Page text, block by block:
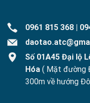
0961 815 368 |
Số 01A45 Đại lộ
Hóa ( Mặt đường
300m về hướng